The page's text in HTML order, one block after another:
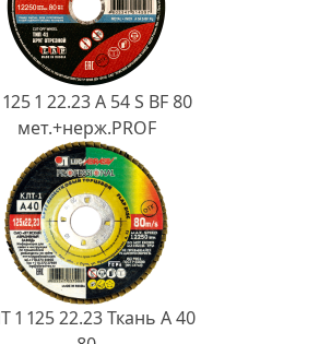
1 22.23 A 54 S BF 80
мет.+нерж.PROF
1 125 22.23 Ткань A 40